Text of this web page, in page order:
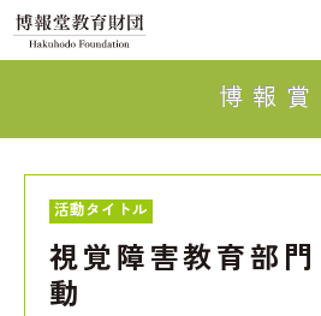
博報賞
活動タイトル
視覚障害教育部
動